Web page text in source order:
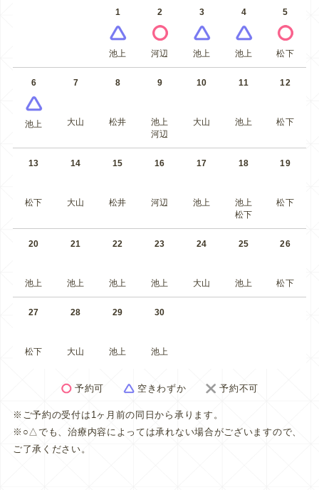
1
池上
2
河辺
3
池上
4
池上
5
松下
6
池上
7
大山
8
松井
9
池上
河辺
10
大山
11
池上
12
松下
13
松下
14
大山
15
松井
16
河辺
17
池上
18
池上
松下
19
松下
20
池上
21
池上
22
池上
23
池上
24
大山
25
池上
26
松下
27
松下
28
大山
29
池上
30
池上
予約可 空きわずか 予約不可
※ご予約の受付は1ヶ月前の同日から承ります。
※○△でも、治療内容によっては承れない場合がございますので、
ご了承ください。